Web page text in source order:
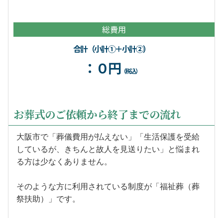
総費用
合計（小計①＋小計②）
：０円 （税込）
お葬式のご依頼から終了までの流れ
大阪市で「葬儀費用が払えない」「生活保護を受給
しているが、きちんと故人を見送りたい」と悩まれ
る方は少なくありません。
そのような方に利用されている制度が「福祉葬（葬
祭扶助）」です。